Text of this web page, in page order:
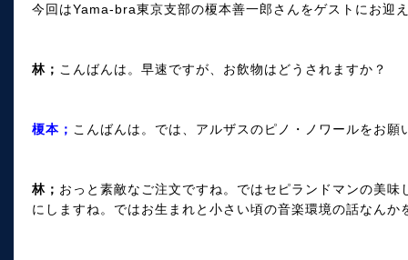
今回はYama-bra東京支部の榎本善一郎さんをゲストにお迎
林； こんばんは。早速ですが、お飲物はどうされますか？
榎本； こんばんは。では、アルザスのピノ・ノワールをお願
林； おっと素敵なご注文ですね。ではセピランドマンの美
にしますね。ではお生まれと小さい頃の音楽環境の話なんか